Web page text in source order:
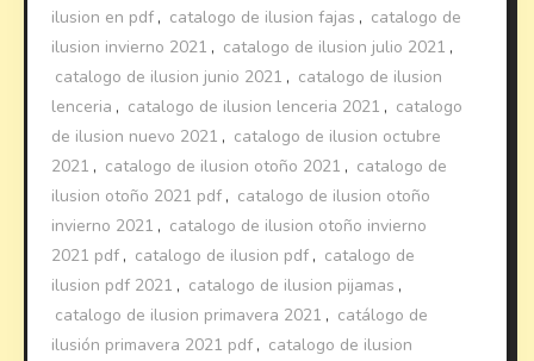
ilusion en pdf , catalogo de ilusion fajas , catalogo de
ilusion invierno 2021 , catalogo de ilusion julio 2021 ,
catalogo de ilusion junio 2021 , catalogo de ilusion
lenceria , catalogo de ilusion lenceria 2021 , catalogo
de ilusion nuevo 2021 , catalogo de ilusion octubre
2021 , catalogo de ilusion otoño 2021 , catalogo de
ilusion otoño 2021 pdf , catalogo de ilusion otoño
invierno 2021 , catalogo de ilusion otoño invierno
2021 pdf , catalogo de ilusion pdf , catalogo de
ilusion pdf 2021 , catalogo de ilusion pijamas ,
catalogo de ilusion primavera 2021 , catálogo de
ilusión primavera 2021 pdf , catalogo de ilusion